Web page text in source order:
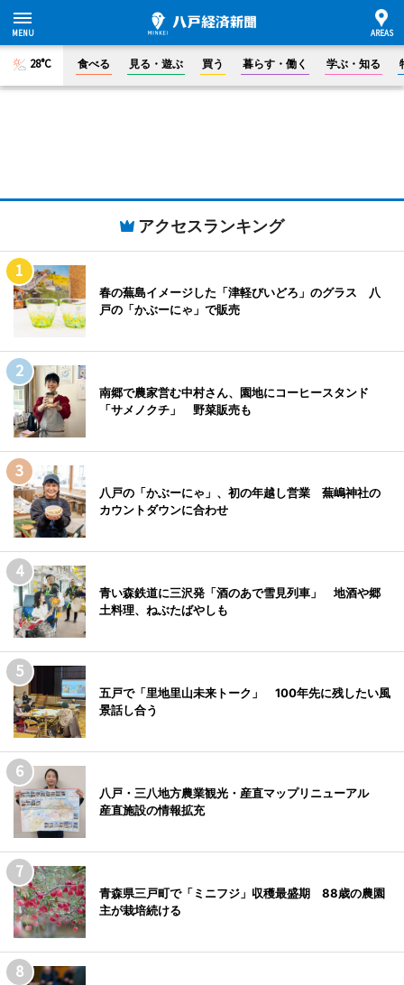
28°C 食べる 見る・遊ぶ 買う 暮らす・働く 学ぶ・知る
アクセスランキング
春の蕪島イメージした「津軽びいどろ」のグラス 八
戸の「かぶーにゃ」で販売
南郷で農家営む中村さん、園地にコーヒースタンド
「サメノクチ」 野菜販売も
八戸の「かぶーにゃ」、初の年越し営業 蕪嶋神社の
カウントダウンに合わせ
青い森鉄道に三沢発「酒のあで雪見列車」 地酒や郷
土料理、ねぶたばやしも
五戸で「里地里山未来トーク」 100年先に残したい風
景話し合う
八戸・三八地方農業観光・産直マップリニューアル
産直施設の情報拡充
青森県三戸町で「ミニフジ」収穫最盛期 88歳の農園
主が栽培続ける